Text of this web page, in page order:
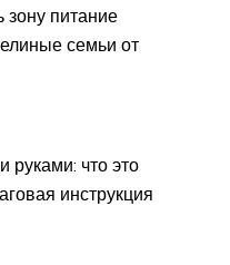
зону питание
семьи от
что это
инструкция